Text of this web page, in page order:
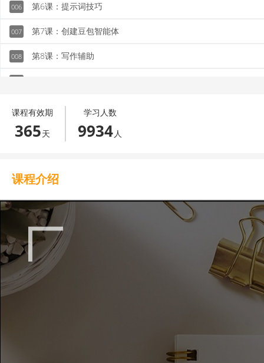
006 第6课：提示词技巧
007 第7课：创建豆包智能体
008 第8课：写作辅助
第10课：语言（英语）学习
011 第11课：PPT和数据分析
013 第13课：图像生成进阶
第14课：量产小红书爆款
第15课：短视频脚本
016 第16课：撰写演讲稿
第17课：公众号文章
课程有效期
365天
学习人数
9934人
课程介绍